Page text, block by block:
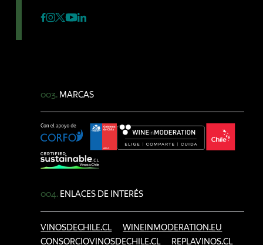
003. MARCAS
004. ENLACES DE INTERÉS
VINOSDECHILE.CL
WINEINMODERATION.EU
CONSORCIOVINOSDECHILE.CL
REPLAVINOS.CL